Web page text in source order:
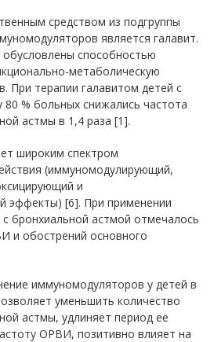
средством из подгруппы
является галавит.
способностью
метаболическую
При терапии галавитом детей с
% больных снижались частота
астмы в 1,4 раза [1].
широким спектром
(иммуномодулирующий,
и
эффекты) [6]. При применении
бронхиальной астмой отмечалось
и обострений основного
иммуномодуляторов у детей в
уменьшить количество
астмы, удлиняет период ее
ОРВИ, позитивно влияет на